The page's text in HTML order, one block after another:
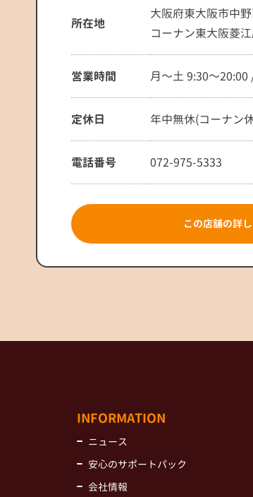
所在地
大阪府東大阪市中
コーナン東大阪菱
営業時間 月～土 9:30～
定休日 年中無休(コーナン
電話番号 072-975-5333
この店舗の詳
INFORMATION
ニュース
安心のサポートパック
会社情報